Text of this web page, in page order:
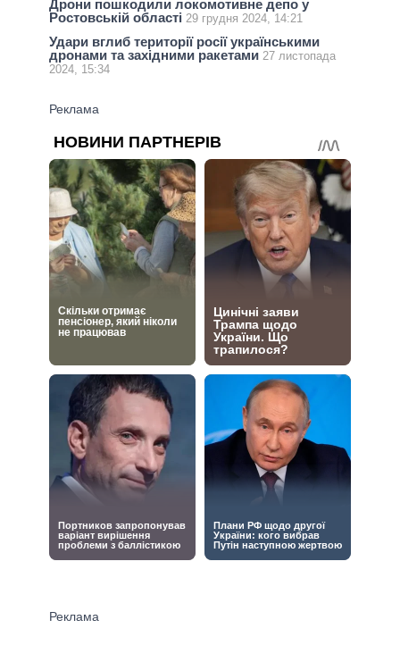
Дрони пошкодили локомотивне депо у
Ростовській області 29 грудня 2024, 14:21
Удари вглиб території росії українськими
дронами та західними ракетами 27 листопада
2024, 15:34